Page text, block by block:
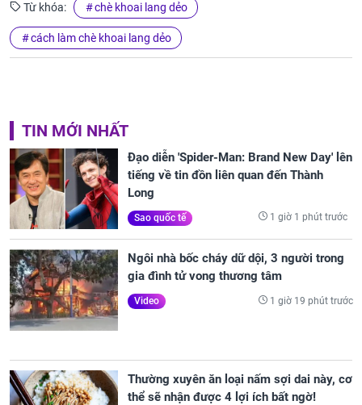
Từ khóa: chè khoai lang dẻo
cách làm chè khoai lang dẻo
TIN MỚI NHẤT
Đạo diễn 'Spider-Man: Brand New Day' lên
tiếng về tin đồn liên quan đến Thành
Long
Sao quốc tế 1 giờ 1 phút trước
Ngôi nhà bốc cháy dữ dội, 3 người trong
gia đình tử vong thương tâm
Video 1 giờ 19 phút trước
Thường xuyên ăn loại nấm sợi dai này, cơ
thể sẽ nhận được 4 lợi ích bất ngờ!